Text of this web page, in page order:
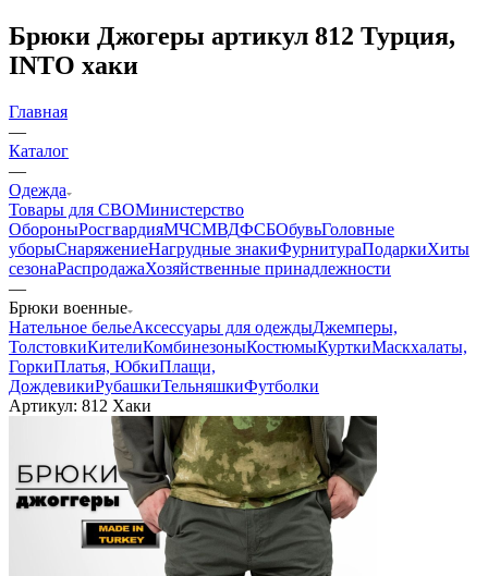
Брюки Джогеры артикул 812 Турция,
INTO хаки
Главная
—
Каталог
—
Одежда
Товары для СВОМинистерство
ОбороныРосгвардияМЧСМВДФСБОбувьГоловные
уборыСнаряжениеНагрудные знакиФурнитураПодаркиХиты
сезонаРаспродажаХозяйственные принадлежности
—
Брюки военные
Нательное бельеАксессуары для одеждыДжемперы,
ТолстовкиКителиКомбинезоныКостюмыКурткиМаскхалаты,
ГоркиПлатья, ЮбкиПлащи,
ДождевикиРубашкиТельняшкиФутболки
Артикул: 812 Хаки